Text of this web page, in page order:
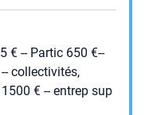
€ -- Partic 650 €--
collectivités,
€ -- entrep sup